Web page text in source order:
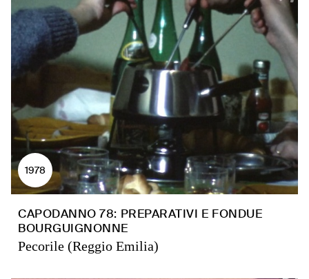
1978
CAPODANNO 78: PREPARATIVI E FONDUE
BOURGUIGNONNE
Pecorile (Reggio Emilia)